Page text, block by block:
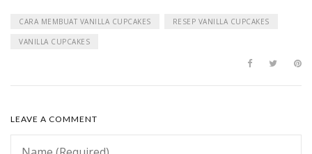
CARA MEMBUAT VANILLA CUPCAKES RESEP VANILLA CUPCAKES
VANILLA CUPCAKES
LEAVE A COMMENT